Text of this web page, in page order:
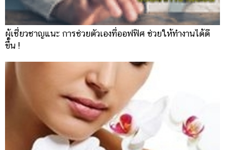
ผู้เชี่ยวชาญแนะ การช่วยตัวเองที่ออฟฟิศ ช่วยให้ทำงานได้ดี
ขึ้น !